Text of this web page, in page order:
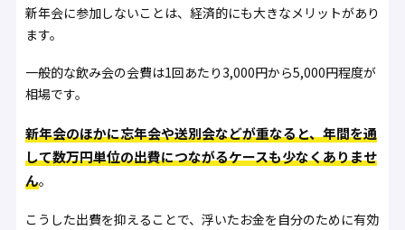
新年会に参加しないことは、経済的にも大きなメリットがあり
ます。
一般的な飲み会の会費は1回あたり3,000円から5,000円程度が
相場です。
新年会のほかに忘年会や送別会などが重なると、年間を通
して数万円単位の出費につながるケースも少なくありませ
ん。
こうした出費を抑えることで、浮いたお金を自分のために有効